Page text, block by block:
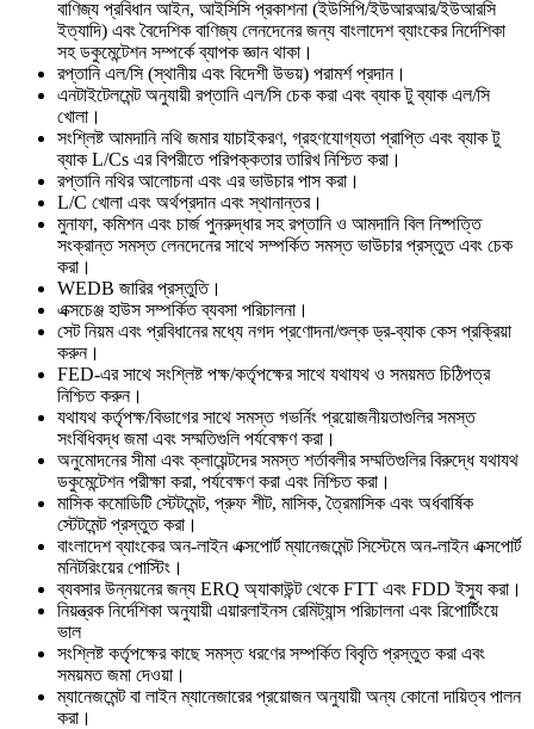
বাণিজ্য প্রবিধান আইন, আইসিসি প্রকাশনা (ইউসিপি/ইউআরআর/ইউআরসি
ইত্যাদি) এবং বৈদেশিক বাণিজ্য লেনদেনের জন্য বাংলাদেশ ব্যাংকের নির্দেশিকা
সহ ডকুমেন্টেশন সম্পর্কে ব্যাপক জ্ঞান থাকা।
রপ্তানি এল/সি (স্থানীয় এবং বিদেশী উভয়) পরামর্শ প্রদান।
এনটাইটেলমেন্ট অনুযায়ী রপ্তানি এল/সি চেক করা এবং ব্যাক টু ব্যাক এল/সি
খোলা।
সংশ্লিষ্ট আমদানি নথি জমার যাচাইকরণ, গ্রহণযোগ্যতা প্রাপ্তি এবং ব্যাক টু
ব্যাক L/Cs এর বিপরীতে পরিপক্কতার তারিখ নিশ্চিত করা।
রপ্তানি নথির আলোচনা এবং এর ভাউচার পাস করা।
L/C খোলা এবং অর্থপ্রদান এবং স্থানান্তর।
মুনাফা, কমিশন এবং চার্জ পুনরুদ্ধার সহ রপ্তানি ও আমদানি বিল নিষ্পত্তি
সংক্রান্ত সমস্ত লেনদেনের সাথে সম্পর্কিত সমস্ত ভাউচার প্রস্তুত এবং চেক
করা।
WEDB জারির প্রস্তুতি।
এক্সচেঞ্জ হাউস সম্পর্কিত ব্যবসা পরিচালনা।
সেট নিয়ম এবং প্রবিধানের মধ্যে নগদ প্রণোদনা/শুল্ক ড্র-ব্যাক কেস প্রক্রিয়া
করুন।
FED-এর সাথে সংশ্লিষ্ট পক্ষ/কর্তৃপক্ষের সাথে যথাযথ ও সময়মত চিঠিপত্র
নিশ্চিত করুন।
যথাযথ কর্তৃপক্ষ/বিভাগের সাথে সমস্ত গভর্নিং প্রয়োজনীয়তাগুলির সমস্ত
সংবিধিবদ্ধ জমা এবং সম্মতিগুলি পর্যবেক্ষণ করা।
অনুমোদনের সীমা এবং ক্লায়েন্টদের সমস্ত শর্তাবলীর সম্মতিগুলির বিরুদ্ধে যথাযথ
ডকুমেন্টেশন পরীক্ষা করা, পর্যবেক্ষণ করা এবং নিশ্চিত করা।
মাসিক কমোডিটি স্টেটমেন্ট, প্রুফ শীট, মাসিক, ত্রৈমাসিক এবং অর্ধবার্ষিক
স্টেটমেন্ট প্রস্তুত করা।
বাংলাদেশ ব্যাংকের অন-লাইন এক্সপোর্ট ম্যানেজমেন্ট সিস্টেমে অন-লাইন এক্সপোর্ট
মনিটরিংয়ের পোস্টিং।
ব্যবসার উন্নয়নের জন্য ERQ অ্যাকাউন্ট থেকে FTT এবং FDD ইস্যু করা।
নিয়ন্ত্রক নির্দেশিকা অনুযায়ী এয়ারলাইনস রেমিট্যান্স পরিচালনা এবং রিপোর্টিংয়ে
ভাল
সংশ্লিষ্ট কর্তৃপক্ষের কাছে সমস্ত ধরণের সম্পর্কিত বিবৃতি প্রস্তুত করা এবং
সময়মত জমা দেওয়া।
ম্যানেজমেন্ট বা লাইন ম্যানেজারের প্রয়োজন অনুযায়ী অন্য কোনো দায়িত্ব পালন
করা।